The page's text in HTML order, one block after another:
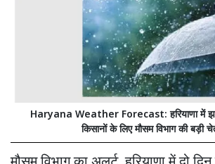
Haryana Weather Forecast: हरियाणा में
किसानों के लिए मौसम विभाग की बड़ी